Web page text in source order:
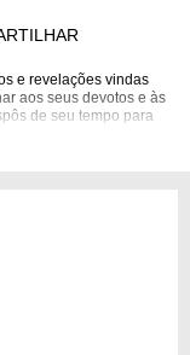
e revelações vindas
aos seus devotos e às
de seu tempo para
pobres com amor.